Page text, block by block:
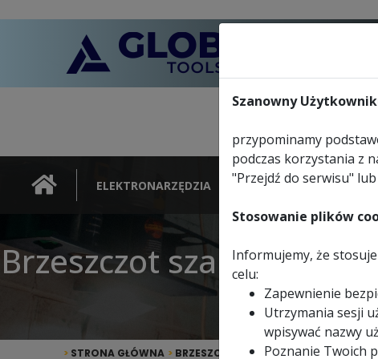
ELEKTRONARZĘDZIA NARZĘDZIA
Szanowny
przypominamy
podczas korzystania z
"Przejdź do serwisu"
Stosowanie plików
Informujemy, że
celu:
Zapewnienie
Utrzymania sesji
wpisywać nazwy
Poznanie Twoich
Brzeszczot szablasty
> STRONA GŁÓWNA > BRZESZCZOTY > DO PIŁ SZABLASTYCH